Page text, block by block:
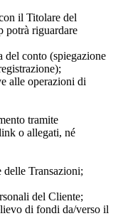
il Titolare del
potrà riguardare
del conto (spiegazione
alle operazioni di
tramite
o allegati, né
delle Transazioni;
del Cliente;
di fondi da/verso il